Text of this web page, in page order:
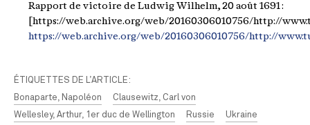
Rapport de victoire de Ludwig Wilhelm, 20 août 1691 :
[https://web.archive.org/web/20160306010756/http://
https://web.archive.org/web/20160306010756/http://
ÉTIQUETTES DE L’ARTICLE:
Bonaparte, Napoléon
Clausewitz, Carl von
Wellesley, Arthur, 1er duc de Wellington
Russie
Ukraine